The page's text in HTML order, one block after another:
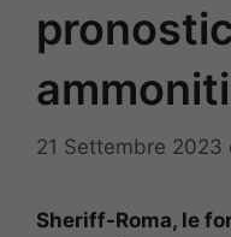
21 Settembre 2023
Sheriff-Roma, le